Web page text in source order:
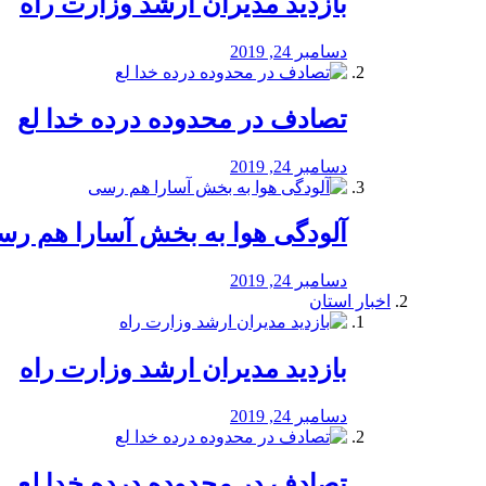
دسامبر 24, 2019
تصادف در محدوده درده خدا لع
دسامبر 24, 2019
آلودگی هوا به بخش آسارا هم
دسامبر 24, 2019
اخبار استان
بازدید مدیران ارشد وزارت راه
دسامبر 24, 2019